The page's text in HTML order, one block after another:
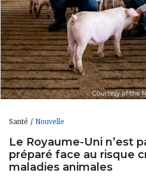
Santé Nouvelle
Le Royaume-Uni n’est
préparé face au risque
maladies animales